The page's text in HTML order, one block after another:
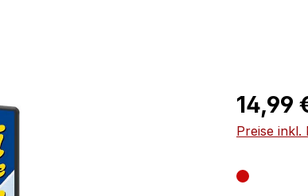
Regulärer
14,99
Preise inkl.